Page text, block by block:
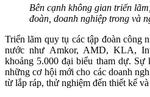
Bên cạnh không gian triển
đoàn, doanh nghiệp trong và
Triển lãm quy tụ các tập đoàn công
nước như Amkor, AMD, KLA,
khoảng 5.000 đại biểu tham dự. Sự
những cơ hội mới cho các doanh
từ lắp ráp, thử nghiệm đến thiết kế